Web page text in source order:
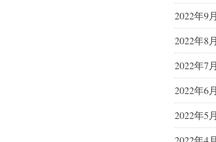
2022年9月
2022年8月
2022年7月
2022年6月
2022年5月